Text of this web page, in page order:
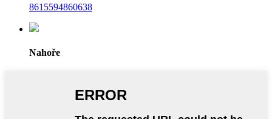
8615594860638
Nahoře